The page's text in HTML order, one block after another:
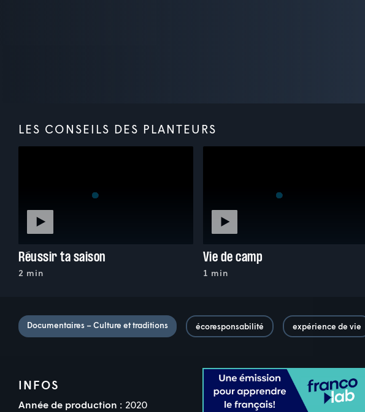
LES CONSEILS DES PLANTEURS
Réussir ta saison
2 min
Vie de camp
1 min
Documentaires – Culture et traditions écoresponsabilité expérience de vie
INFOS
Année de production : 2020